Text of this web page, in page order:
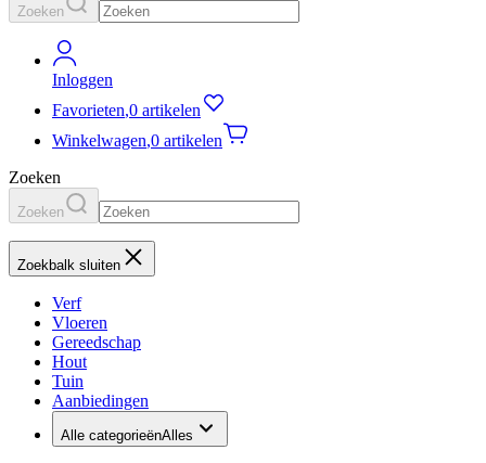
Zoeken
Inloggen
Favorieten,0 artikelen
Winkelwagen,0 artikelen
Zoeken
Zoeken
Zoekbalk sluiten
Verf
Vloeren
Gereedschap
Hout
Tuin
Aanbiedingen
Alle categorieënAlles